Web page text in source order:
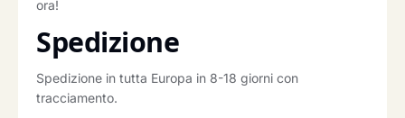
ora!
Spedizione
Spedizione in tutta Europa in 8-18 giorni con
tracciamento.